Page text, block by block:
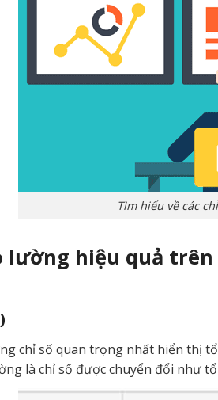
Tìm hiểu về các
lường hiệu quả
chỉ số quan trọng nhất hiển thị
là chỉ số được chuyển đổi như